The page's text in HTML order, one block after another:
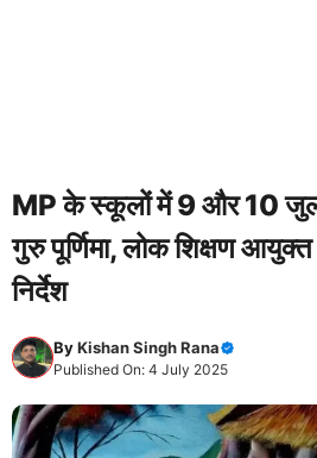
MP के स्कूलों में 9 और 10
गुरु पूर्णिमा, लोक शिक्षण
निर्देश
ByKishan Singh Rana
Published On: 4 July 2025